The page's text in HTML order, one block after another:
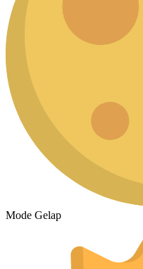
Mode Gelap